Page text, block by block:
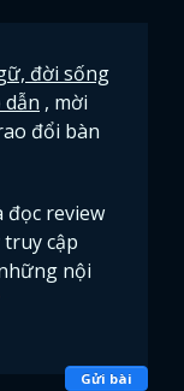
đời sống
, mời
đổi bàn
đọc review
truy cập
nội
Gửi bài